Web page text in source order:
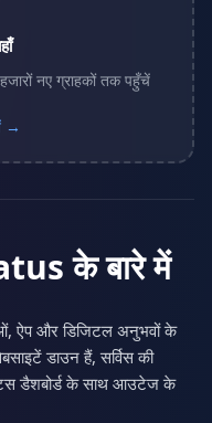
नए ग्राहकों तक पहुँचें
→
के बारे में
ऐप और डिजिटल अनुभवों के
डाउन हैं, सर्विस की
डैशबोर्ड के साथ आउटेज के